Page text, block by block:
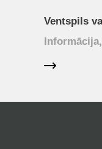
Ventspils